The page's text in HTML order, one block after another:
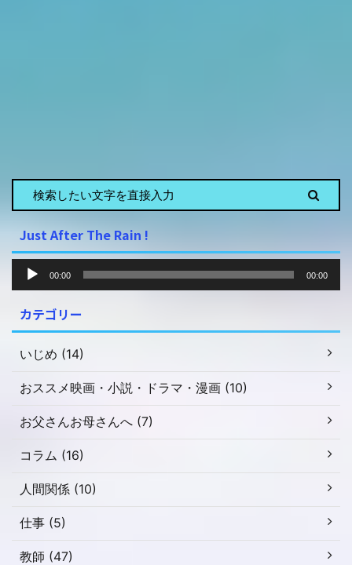
Just After The Rain !
レ
ー
ヤ
00:00 00:00
カテゴリー
いじめ (14)
おススメ映画・小説・ドラマ・漫画 (10)
お父さんお母さんへ (7)
コラム (16)
人間関係 (10)
仕事 (5)
教師 (47)